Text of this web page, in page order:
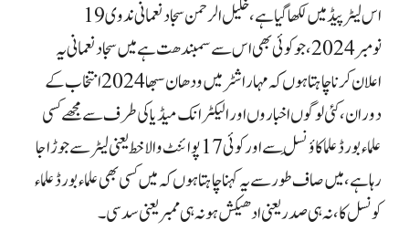
اس لیٹر پیڈ میں لکھا گیا ہے، خلیل الرحمن سجاد نعمانی ندوی 19
نومبر 2024، جو کوئی بھی اس سے سمبندھت ہے میں سجاد نعمانی یہ
اعلان کرنا چاہتا ہوں کہ مہاراشٹر میں ودھان سبھا 2024 انتخاب کے
دوران، کئی لوگوں اخباروں اور الیکٹرانک میڈیا کی طرف سے مجھے کسی
علماء بورڈ علما کاؤنسِل سے اور کوئی 17 پوائنٹ والا خط یعنی لیٹر سے جوڑا جا
رہا ہے،میں صاف طور سے یہ کہنا چاہتا ہوں کہ میں کسی بھی علماء بورڈ علماء
کونسل کا، نہ ہی صدر یعنی ادھیکش ہو نہ ہی ممبر یعنی سدسی۔